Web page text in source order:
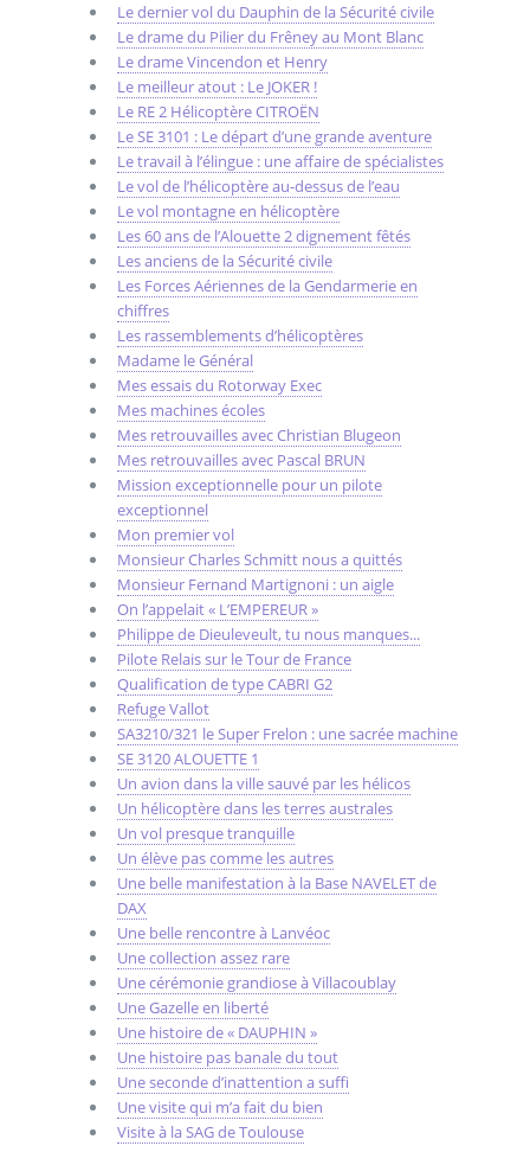
Le dernier vol du Dauphin de la Sécurité civile
Le drame du Pilier du Frêney au Mont Blanc
Le drame Vincendon et Henry
Le meilleur atout : Le JOKER !
Le RE 2 Hélicoptère CITROËN
Le SE 3101 : Le départ d’une grande aventure
Le travail à l’élingue : une affaire de spécialistes
Le vol de l’hélicoptère au-dessus de l’eau
Le vol montagne en hélicoptère
Les 60 ans de l’Alouette 2 dignement fêtés
Les anciens de la Sécurité civile
Les Forces Aériennes de la Gendarmerie en
chiffres
Les rassemblements d’hélicoptères
Madame le Général
Mes essais du Rotorway Exec
Mes machines écoles
Mes retrouvailles avec Christian Blugeon
Mes retrouvailles avec Pascal BRUN
Mission exceptionnelle pour un pilote
exceptionnel
Mon premier vol
Monsieur Charles Schmitt nous a quittés
Monsieur Fernand Martignoni : un aigle
On l’appelait « L’EMPEREUR »
Philippe de Dieuleveult, tu nous manques...
Pilote Relais sur le Tour de France
Qualification de type CABRI G2
Refuge Vallot
SA3210/321 le Super Frelon : une sacrée machine
SE 3120 ALOUETTE 1
Un avion dans la ville sauvé par les hélicos
Un hélicoptère dans les terres australes
Un vol presque tranquille
Un élève pas comme les autres
Une belle manifestation à la Base NAVELET de
DAX
Une belle rencontre à Lanvéoc
Une collection assez rare
Une cérémonie grandiose à Villacoublay
Une Gazelle en liberté
Une histoire de « DAUPHIN »
Une histoire pas banale du tout
Une seconde d’inattention a suffi
Une visite qui m’a fait du bien
Visite à la SAG de Toulouse